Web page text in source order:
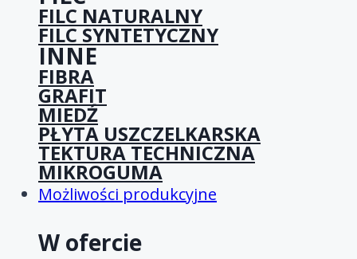
FILC NATURALNY
FILC SYNTETYCZNY
INNE
FIBRA
GRAFIT
MIEDŹ
PŁYTA USZCZELKARSKA
TEKTURA TECHNICZNA
MIKROGUMA
Możliwości produkcyjne
W ofercie